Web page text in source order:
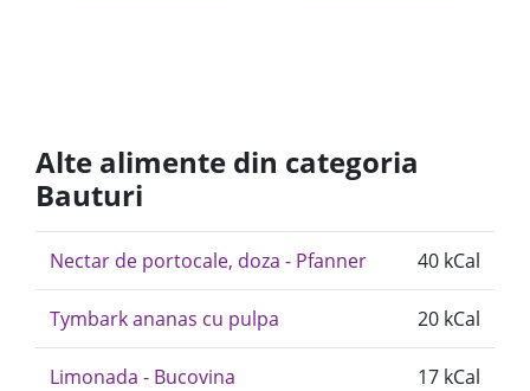
Alte alimente din categoria
Bauturi
Nectar de portocale, doza - Pfanner 40 kCal
Tymbark ananas cu pulpa 20 kCal
Limonada - Bucovina 17 kCal